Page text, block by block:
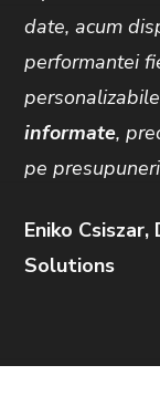
date, acum
performantei
informate,
pe
Eniko
Solutions